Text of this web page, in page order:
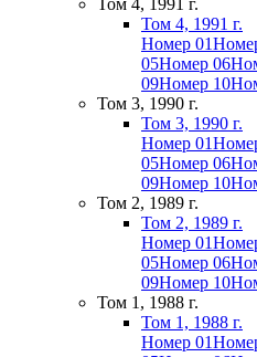
Том 4, 1991 г.
Том 4, 1991 г.
Номер 01
05Номер 06
09Номер 10
Том 3, 1990 г.
Том 3, 1990 г.
Номер 01
05Номер 06
09Номер 10
Том 2, 1989 г.
Том 2, 1989 г.
Номер 01
05Номер 06
09Номер 10
Том 1, 1988 г.
Том 1, 1988 г.
Номер 01